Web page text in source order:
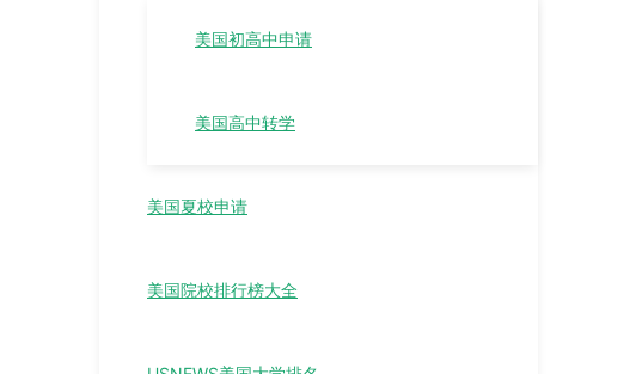
美国初高中申请
美国高中转学
美国夏校申请
美国院校排行榜大全